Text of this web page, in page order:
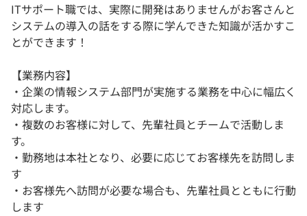
ITサポート職では、実際に開発はありませんがお客さんと
システムの導入の話をする際に学んできた知識が活かすこ
とができます！
【業務内容】
・企業の情報システム部門が実施する業務を中心に幅広く
対応します。
・複数のお客様に対して、先輩社員とチームで活動しま
す。
・勤務地は本社となり、必要に応じてお客様先を訪問しま
す
・お客様先へ訪問が必要な場合も、先輩社員とともに行動
します